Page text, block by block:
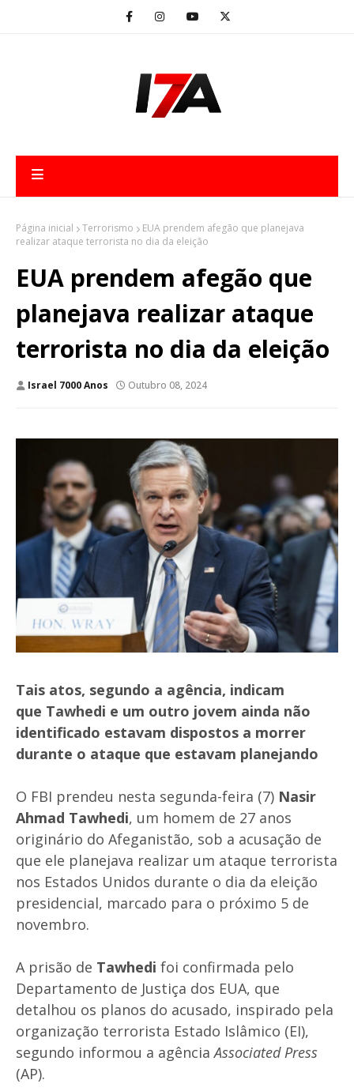
Página inicial Terrorismo
EUA prendem afegão que planejava
realizar ataque terrorista no dia da eleição
EUA prendem afegão que
planejava realizar ataque
terrorista no dia da eleição
Israel 7000 Anos Outubro 08, 2024
Tais atos, segundo a agência, indicam
que Tawhedi e um outro jovem ainda não
identificado estavam dispostos a morrer
durante o ataque que estavam planejando
O FBI prendeu nesta segunda-feira (7) Nasir
Ahmad Tawhedi, um homem de 27 anos
originário do Afeganistão, sob a acusação de
que ele planejava realizar um ataque terrorista
nos Estados Unidos durante o dia da eleição
presidencial, marcado para o próximo 5 de
novembro.
A prisão de Tawhedi foi confirmada pelo
Departamento de Justiça dos EUA, que
detalhou os planos do acusado, inspirado pela
organização terrorista Estado Islâmico (EI),
segundo informou a agência Associated Press
(AP).